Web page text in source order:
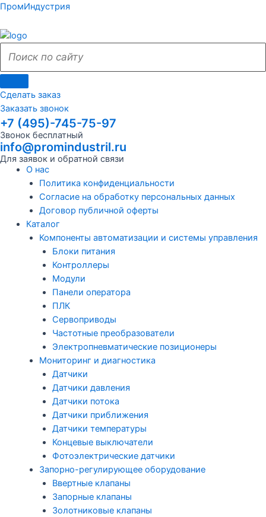
Перейти
содержимому
ПромИндустрия
Поиск
сайту
Поиск
Сделать заказ
Заказать звонок
+7 (495)-745-75-97
Звонок бесплатный
info@promindustril.ru
Для заявок и обратной связи
Меню
О нас
Политика конфиденциальности
Согласие на обработку персональных данных
Договор публичной оферты
Каталог
Компоненты автоматизации и системы управления
Блоки питания
Контроллеры
Модули
Панели оператора
ПЛК
Сервоприводы
Частотные преобразователи
Электропневматические позиционеры
Мониторинг и диагностика
Датчики
Датчики давления
Датчики потока
Датчики приближения
Датчики температуры
Концевые выключатели
Фотоэлектрические датчики
Запорно-регулирующее оборудование
Ввертные клапаны
Запорные клапаны
Золотниковые клапаны
Поиск
сайту
Поиск
Меню